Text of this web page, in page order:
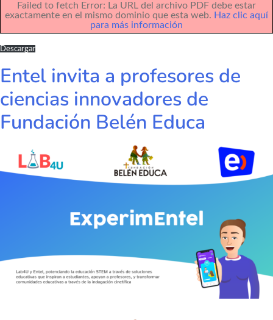
Failed to fetch Error: La URL del archivo PDF debe estar
exactamente en el mismo dominio que esta web. Haz clic aquí
para más información
Descargar
Entel invita a profesores de
ciencias innovadores de
Fundación Belén Educa